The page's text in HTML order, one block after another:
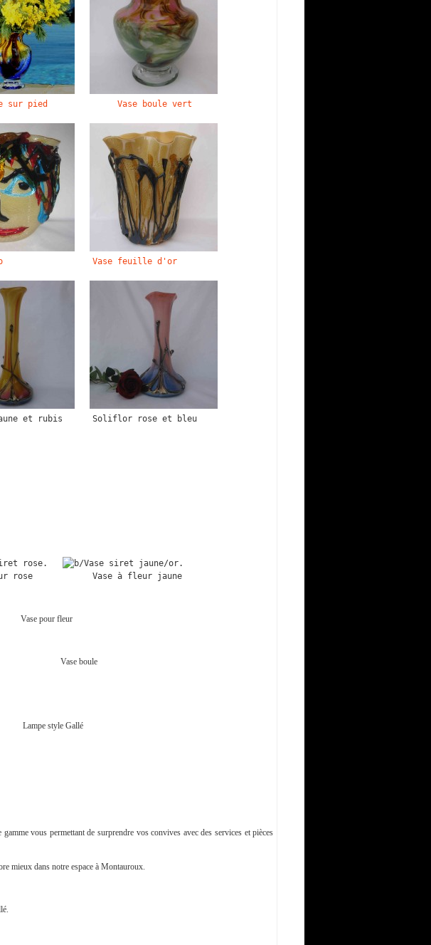
sur pied Vase boule vert
Vase feuille d'or
et rubis      Soliflor rose et bleu
rose            Vase à fleur jaune
pour fleur
Vase boule
style Gallé
vous permettant de surprendre vos convives avec des services et pièces
mieux dans notre espace à Montauroux.